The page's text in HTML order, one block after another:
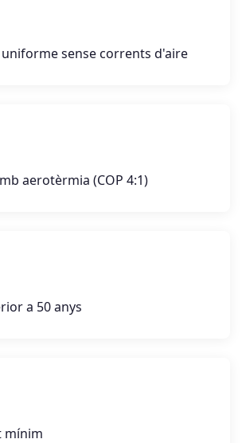
sense corrents d'aire
aerotèrmia (COP 4:1)
a 50 anys
mínim